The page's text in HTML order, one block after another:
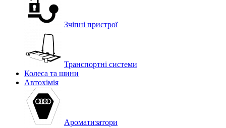
Зчіпні пристрої
Транспортні системи
Колеса та шини
Автохімія
Ароматизатори